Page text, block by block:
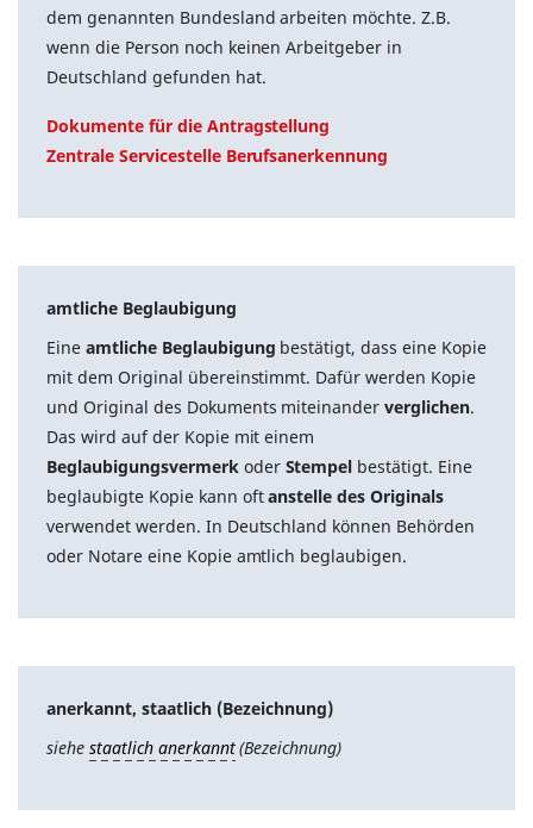
dem genannten Bundesland arbeiten möchte. Z.B.
wenn die Person noch keinen Arbeitgeber in
Deutschland gefunden hat.
Dokumente für die Antragstellung
Zentrale Servicestelle Berufsanerkennung
amtliche Beglaubigung
Eine amtliche Beglaubigung bestätigt, dass eine Kopie
mit dem Original übereinstimmt. Dafür werden Kopie
und Original des Dokuments miteinanderverglichen.
Das wird auf der Kopie mit einem
Beglaubigungsvermerkoder Stempel bestätigt. Eine
beglaubigte Kopie kann oftanstelle des Originals
verwendet werden. In Deutschland können Behörden
oder Notare eine Kopie amtlich beglaubigen.
anerkannt, staatlich (Bezeichnung)
siehe staatlich anerkannt(Bezeichnung)